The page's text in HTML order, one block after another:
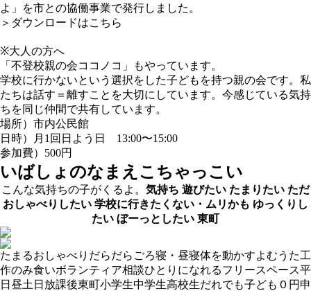
よ」を市との協働事業で発行しました。
＞ダウンロードはこちら
※大人の方へ
「不登校親の会ココノコ」もやっています。
学校に行かないという選択をした子どもを持つ親の会です。私
たちは話す＝離すことを大切にしています。今感じている気持
ちを同じ仲間で共有しています。
場所）市内公民館
日時）月1回日よう日 13:00〜15:00
参加費）500円
いばしょのなまえ こちゃっこい
こんな気持ちの子がくるよ。 気持ち 遊びたい たまりたい ただ
おしゃべりしたい 学校に行きたくない・ムリかも ゆっくりし
たい ぼーっとしたい 東町
たまるおしゃべり だらだら ごろ寝・昼寝体を動かすよむ うた工
作のみ食いボランティア相談ひとりになれるフリースペース平
日昼土日 放課後東町小学生中学生高校生だれでも子ども０円 申